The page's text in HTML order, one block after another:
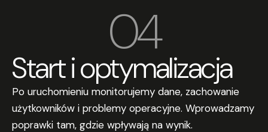
04
Start i optymalizacja
Po uruchomieniu monitorujemy dane, zachowanie
użytkowników i problemy operacyjne. Wprowadzamy
poprawki tam, gdzie wpływają na wynik.